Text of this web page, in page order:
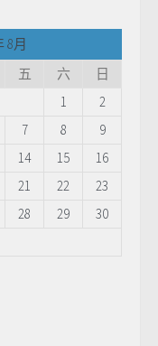
8月
五 六
日
1
2
7 8
9
14 15
16
21 22
23
28 29
30